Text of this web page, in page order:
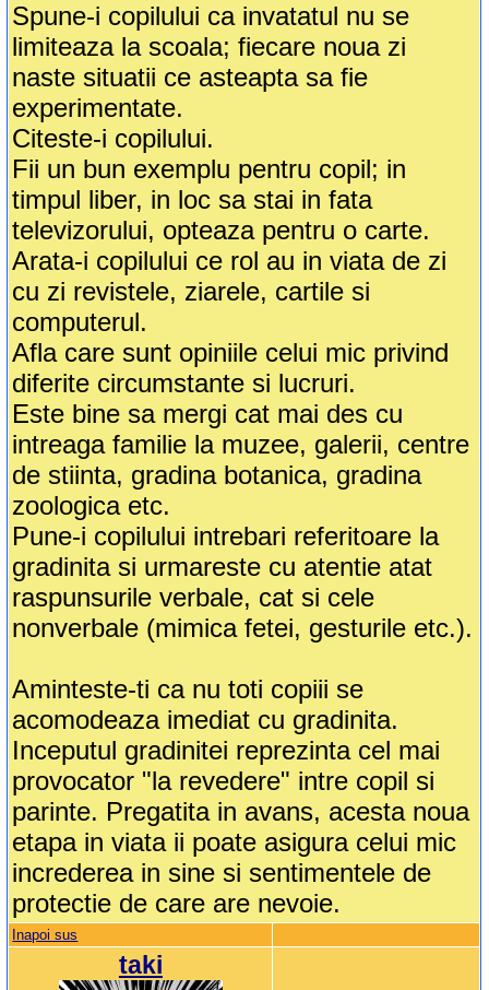
Spune-i copilului ca invatatul nu se
limiteaza la scoala; fiecare noua zi
naste situatii ce asteapta sa fie
experimentate.
Citeste-i copilului.
Fii un bun exemplu pentru copil; in
timpul liber, in loc sa stai in fata
televizorului, opteaza pentru o carte.
Arata-i copilului ce rol au in viata de zi
cu zi revistele, ziarele, cartile si
computerul.
Afla care sunt opiniile celui mic privind
diferite circumstante si lucruri.
Este bine sa mergi cat mai des cu
intreaga familie la muzee, galerii, centre
de stiinta, gradina botanica, gradina
zoologica etc.
Pune-i copilului intrebari referitoare la
gradinita si urmareste cu atentie atat
raspunsurile verbale, cat si cele
nonverbale (mimica fetei, gesturile etc.).
Aminteste-ti ca nu toti copiii se
acomodeaza imediat cu gradinita.
Inceputul gradinitei reprezinta cel mai
provocator "la revedere" intre copil si
parinte. Pregatita in avans, acesta noua
etapa in viata ii poate asigura celui mic
increderea in sine si sentimentele de
protectie de care are nevoie.
Inapoi sus
taki